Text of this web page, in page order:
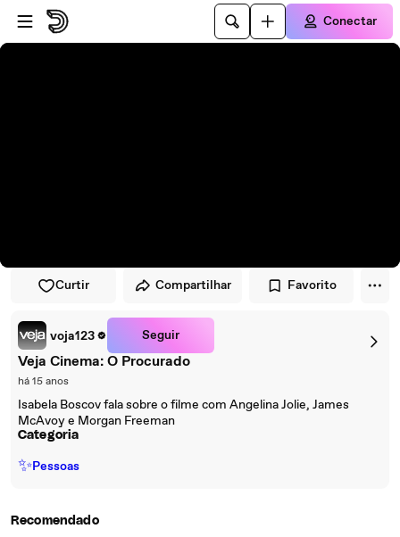
Pular para o player
Ir para o conteúdo principal
Conectar
Curtir Compartilhar Favorito
voja123 Seguir
Veja Cinema: O Procurado
há 15 anos
Isabela Boscov fala sobre o filme com Angelina Jolie, James
McAvoy e Morgan Freeman
Categoria
✨Pessoas
Recomendado